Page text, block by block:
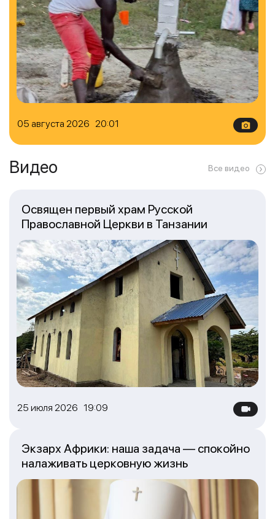
05 августа 2026 20:01
Видео Все видео
25 июля 2026 19:09
Освящен первый храм Русской
Православной Церкви в Танзании
Экзарх Африки: наша задача — спокойно
налаживать церковную жизнь